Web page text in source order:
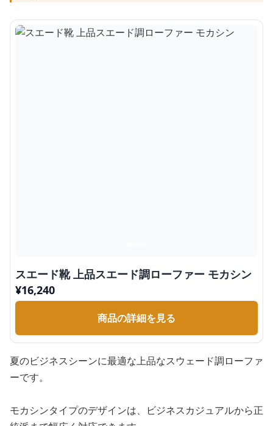
スエード靴 上品スエード調ローファー モカシン
¥16,240
商品の詳細を見る
夏のビジネスシーンに最適な上品なスウェード調ローファ
ーです。
モカシンタイプのデザインは、ビジネスカジュアルから正